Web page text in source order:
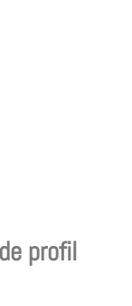
profil